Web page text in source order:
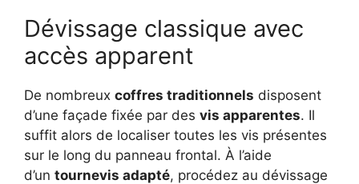
Dévissage classique avec
accès apparent
De nombreux coffres traditionnels disposent
d’une façade fixée par des vis apparentes. Il
suffit alors de localiser toutes les vis présentes
sur le long du panneau frontal. À l’aide
d’un tournevis adapté, procédez au dévissage